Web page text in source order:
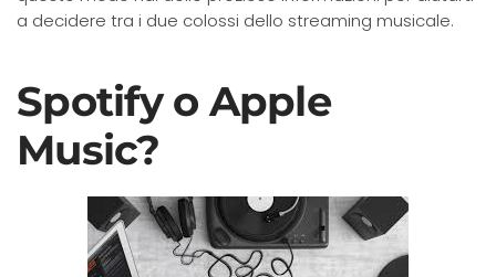
a decidere tra i due colossi dello streaming musicale.
Spotify o Apple
Music?